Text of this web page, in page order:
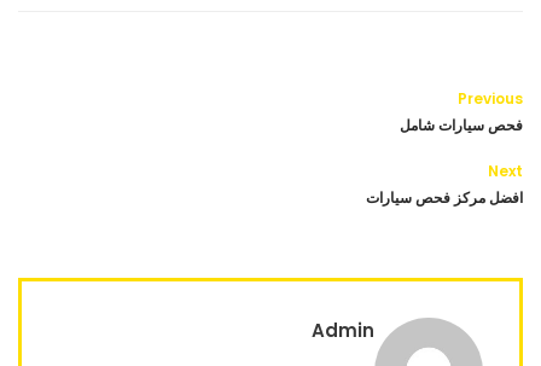
Previous
فحص سيارات شامل
Next
افضل مركز فحص سيارات
Admin